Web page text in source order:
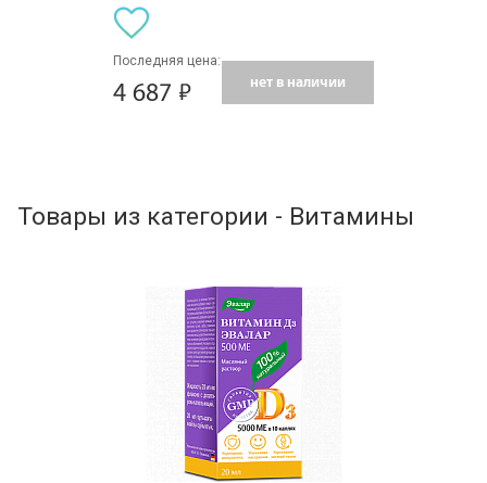
Последняя цена:
4 687 нет в наличии
Товары из категории - Витамины